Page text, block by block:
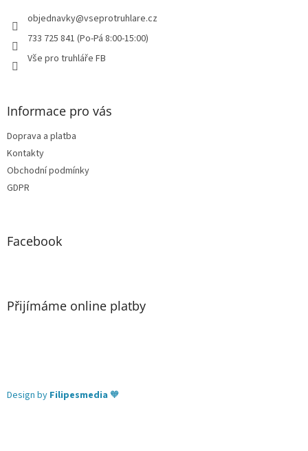
k
objednavky@vseprotruhlare.cz
733 725 841 (Po-Pá 8:00-15:00)
Vše pro truhláře FB
Informace pro vás
Doprava a platba
Kontakty
Obchodní podmínky
GDPR
Facebook
Přijímáme online platby
Design by Filipesmedia 🧡